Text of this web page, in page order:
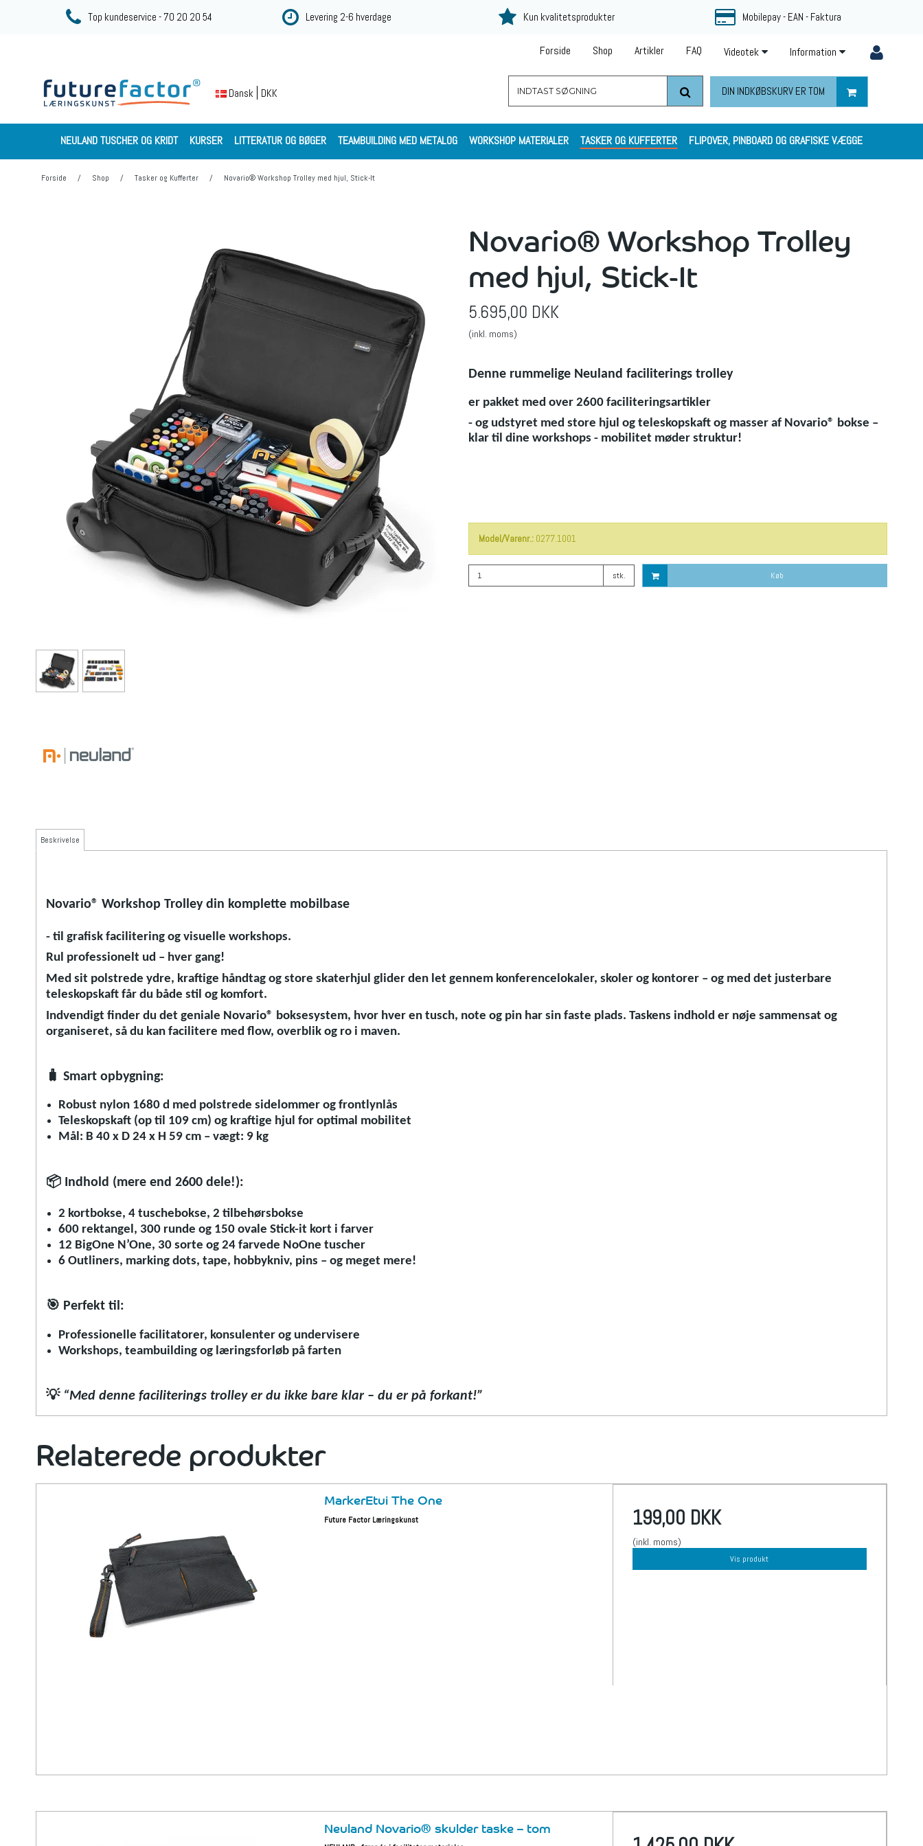
Top kundeservice - 70 20 20 54 Levering 2-6 hverdage Kun kvalitetsprodukter Mobilepay - EAN - Faktura
Information
Videotek
FAQ
Artikler
Shop
Forside
Dansk DKK DIN INDKØBSKURV ER TOM
NEULAND TUSCHER OG KRIDT KURSER LITTERATUR OG BØGER TEAMBUILDING MED METALOG WORKSHOP MATERIALER TASKER OG KUFFERTER FLIPOVER, PINBOARD OG GRAFISKE VÆGGE
Forside / Shop / Tasker og Kufferter / Novario® Workshop Trolley med hjul, Stick-It
Novario® Workshop Trolley
med hjul, Stick-It
5.695,00 DKK
(inkl. moms)
Denne rummelige Neuland faciliterings trolley
er pakket med over 2600 faciliteringsartikler
- og udstyret med store hjul og teleskopskaft og masser af Novario® bokse –
klar til dine workshops - mobilitet møder struktur!
Model/Varenr.: 0277.1001
stk. Køb
Beskrivelse
Novario® Workshop Trolley din komplette mobilbase
- til grafisk facilitering og visuelle workshops.
Rul professionelt ud – hver gang!
Med sit polstrede ydre, kraftige håndtag og store skaterhjul glider den let gennem konferencelokaler, skoler og kontorer – og med det justerbare
teleskopskaft får du både stil og komfort.
Indvendigt finder du det geniale Novario® boksesystem, hvor hver en tusch, note og pin har sin faste plads. Taskens indhold er nøje sammensat og
organiseret, så du kan facilitere med flow, overblik og ro i maven.
🧳 Smart opbygning:
Robust nylon 1680 d med polstrede sidelommer og frontlynlås
Teleskopskaft (op til 109 cm) og kraftige hjul for optimal mobilitet
Mål: B 40 x D 24 x H 59 cm – vægt: 9 kg
📦 Indhold (mere end 2600 dele!):
2 kortbokse, 4 tuschebokse, 2 tilbehørsbokse
600 rektangel, 300 runde og 150 ovale Stick-it kort i farver
12 BigOne N’One, 30 sorte og 24 farvede NoOne tuscher
6 Outliners, marking dots, tape, hobbykniv, pins – og meget mere!
🎯 Perfekt til:
Professionelle facilitatorer, konsulenter og undervisere
Workshops, teambuilding og læringsforløb på farten
💡 “Med denne faciliterings trolley er du ikke bare klar – du er på forkant!”
Relaterede produkter
MarkerEtui The One
Future Factor Læringskunst 199,00 DKK
(inkl. moms)
Vis produkt
Neuland Novario® skulder taske – tom